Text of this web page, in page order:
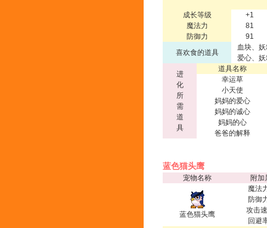
成长等级
+1
魔法力
81
防御力
91
喜欢食的道具
血块、
爱心、
进
化
所
需
道
具
道具名称
幸运草
小天使
妈妈的爱心
妈妈的诚心
妈妈的心
爸爸的解释
蓝色猫头鹰
宠物名称 附加
蓝色猫头鹰
魔法
防御
攻击
回避